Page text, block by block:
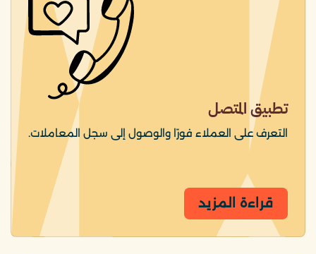
تطبيق المتصل
التعرف على العملاء فورًا والوصول إلى سجل المعاملات.
قراءة المزيد